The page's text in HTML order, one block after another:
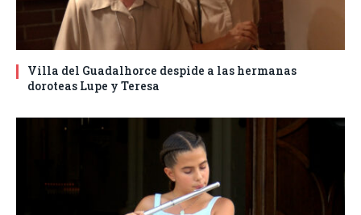
Villa del Guadalhorce despide a las hermanas
doroteas Lupe y Teresa